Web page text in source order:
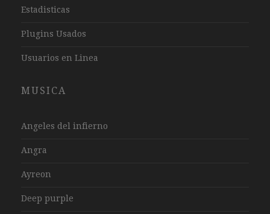
Estadisticas
Plugins Usados
Usuarios en Linea
MUSICA
Angeles del infierno
Angra
Ayreon
Deep purple